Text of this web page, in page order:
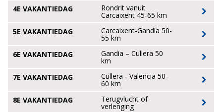
4E VAKANTIEDAG
Rondrit vanuit
Carcaixent 45-65 km
5E VAKANTIEDAG
Carcaixent-Gandía 50-
55 km
6E VAKANTIEDAG
Gandia – Cullera 50
km
7E VAKANTIEDAG
Cullera - Valencia 50-
60 km
8E VAKANTIEDAG
Terugvlucht of
verlenging